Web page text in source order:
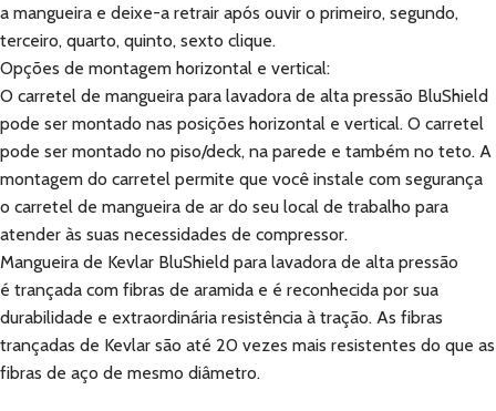
a mangueira e deixe-a retrair após ouvir o primeiro, segundo,
terceiro, quarto, quinto, sexto clique.
Opções de montagem horizontal e vertical:
O carretel de mangueira para lavadora de alta pressão BluShield
pode ser montado nas posições horizontal e vertical. O carretel
pode ser montado no piso/deck, na parede e também no teto. A
montagem do carretel permite que você instale com segurança
o carretel de mangueira de ar do seu local de trabalho para
atender às suas necessidades de compressor.
Mangueira de Kevlar BluShield para lavadora de alta pressão
é trançada com fibras de aramida e é reconhecida por sua
durabilidade e extraordinária resistência à tração. As fibras
trançadas de Kevlar são até 20 vezes mais resistentes do que as
fibras de aço de mesmo diâmetro.